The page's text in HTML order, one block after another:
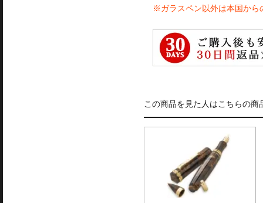
※ガラスペン以外は本国から
この商品を見た人はこちらの商